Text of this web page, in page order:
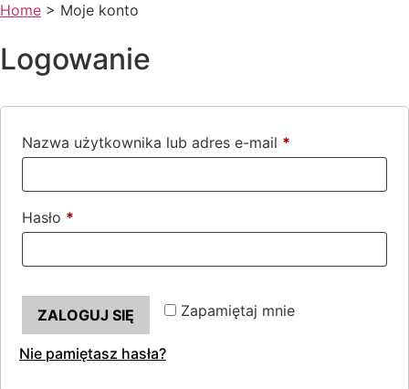
Home > Moje konto
Logowanie
Nazwa użytkownika lub adres e-mail *
Hasło *
Zapamiętaj mnie
ZALOGUJ SIĘ
Nie pamiętasz hasła?